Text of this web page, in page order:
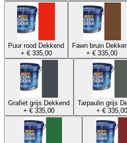
Puur rood Dekkend
+ € 335,00
Fawn bruin
+ € 335,00
Grafiet grijs Dekkend
+ € 335,00
Tarpaulin grijs
+ € 335,00